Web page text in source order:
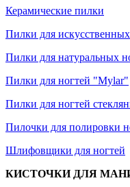
Керамические пилки
Пилки для
Пилки для натуральных
Пилки для ногтей "Mylar"
Пилки для ногтей
Пилочки для полировки
Шлифовщики для ногтей
КИСТОЧКИ ДЛЯ